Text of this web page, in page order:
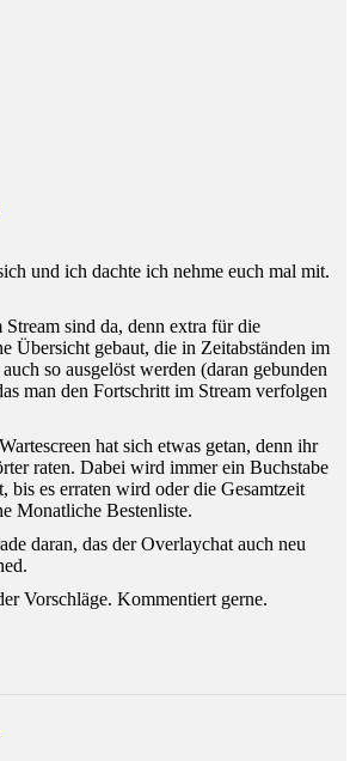
und ich dachte ich nehme euch mal mit.
sind da, denn extra für die
Übersicht gebaut, die in Zeitabständen im
so ausgelöst werden (daran gebunden
man den Fortschritt im Stream verfolgen
hat sich etwas getan, denn ihr
raten. Dabei wird immer ein Buchstabe
bis es erraten wird oder die Gesamtzeit
Monatliche Bestenliste.
daran, das der Overlaychat auch neu
Vorschläge. Kommentiert gerne.